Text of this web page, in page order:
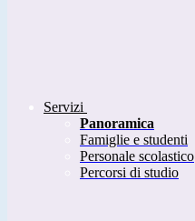
Servizi
Panoramica
Famiglie e studenti
Personale scolastico
Percorsi di studio